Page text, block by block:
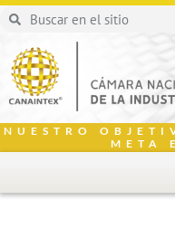
NUESTRO
META